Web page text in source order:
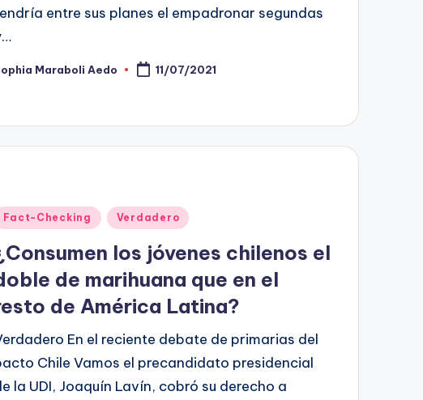
entre sus planes el empadronar segundas
Maraboli Aedo 11/07/2021
Fact-Checking Verdadero
los jóvenes chilenos el
de marihuana que en el
de América Latina?
En el reciente debate de primarias del
Chile Vamos el precandidato presidencial
la UDI, Joaquín Lavín, cobró su derecho a